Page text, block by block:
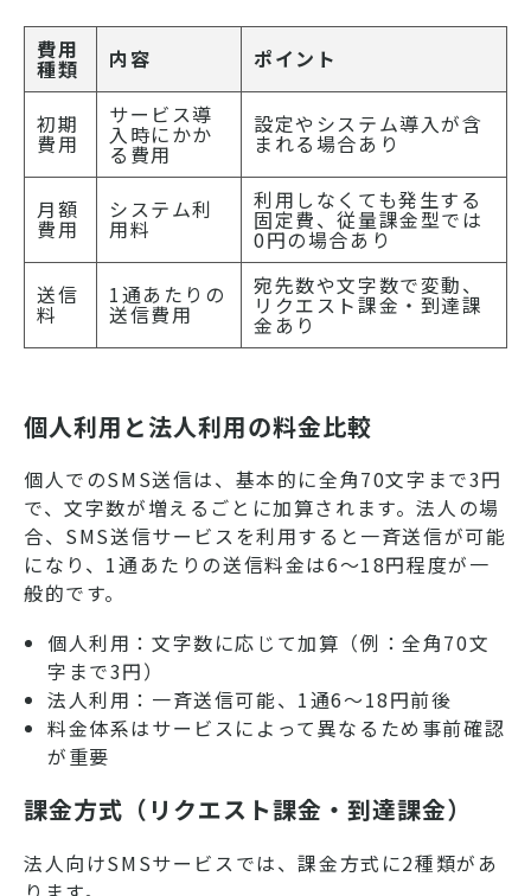
費用
種類 内容 ポイント
初期
費用
サービス導
入時にかか
る費用
設定やシステム導入が含
まれる場合あり
月額
費用
システム利
用料
利用しなくても発生する
固定費、従量課金型では
0円の場合あり
送信
料
1通あたりの
送信費用
宛先数や文字数で変動、
リクエスト課金・到達課
金あり
個人利用と法人利用の料金比較
個人でのSMS送信は、基本的に全角70文字まで3円
で、文字数が増えるごとに加算されます。法人の場
合、SMS送信サービスを利用すると一斉送信が可能
になり、1通あたりの送信料金は6～18円程度が一
般的です。
個人利用：文字数に応じて加算（例：全角70文
字まで3円）
法人利用：一斉送信可能、1通6～18円前後
料金体系はサービスによって異なるため事前確認
が重要
課金方式（リクエスト課金・到達課金）
法人向けSMSサービスでは、課金方式に2種類があ